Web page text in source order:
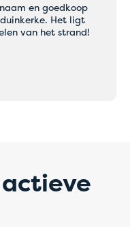
en goedkoop
Het ligt
van het strand!
excuses voor het